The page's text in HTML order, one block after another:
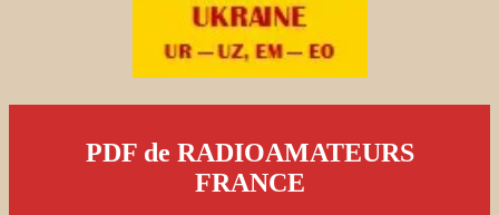
PDF de RADIOAMATEURS
FRANCE